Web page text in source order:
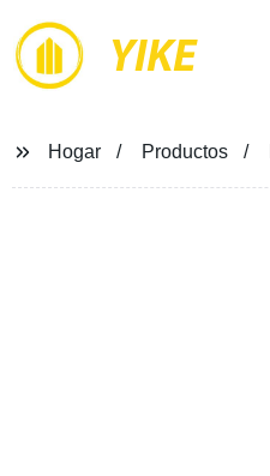
YIKE
Hogar Productos